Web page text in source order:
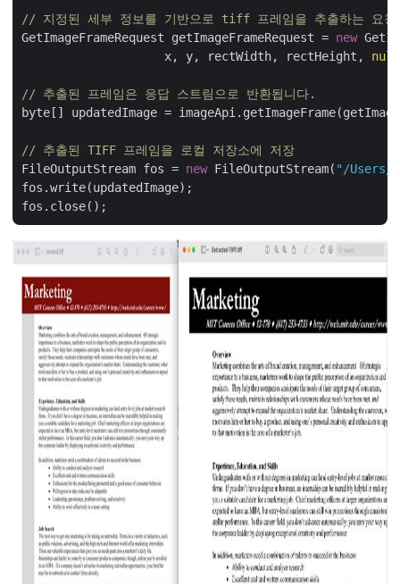
// 지정된 세부 정보를 기반으로 tiff 프레임을 추출하는 요청
GetImageFrameRequest getImageFrameRequest = new
                    x, y, rectWidth, rectHeight,
null
// 추출된 프레임은 응답 스트림으로 반환됩니다.
byte[] updatedImage =
// 추출된 TIFF 프레임을 로컬 저장소에 저장
FileOutputStream fos = new FileOutputStream( "/Users/
fos.write(updatedImage);